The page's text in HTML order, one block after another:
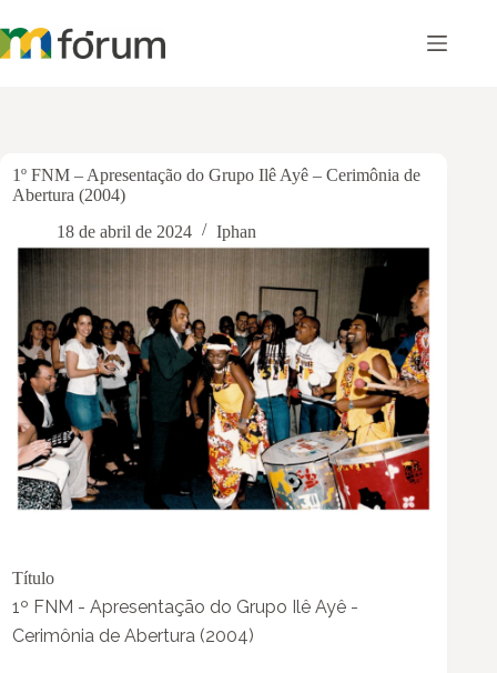
para
o
1º FNM – Apresentação do Grupo Ilê Ayê – Cerimônia de
Abertura (2004)
18 de abril de 2024
Iphan
Título
1º FNM - Apresentação do Grupo Ilê Ayê -
Cerimônia de Abertura (2004)